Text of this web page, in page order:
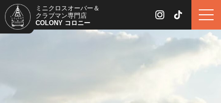
ミニクロスオーバー＆
クラブマン専門店
COLONY コロニー